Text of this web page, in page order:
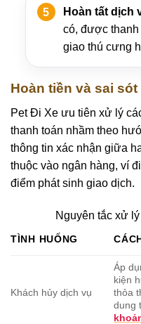
Hoàn tất dịch
có, được thanh
giao thú cưng
Hoàn tiền và sai sót
Pet Đi Xe ưu tiên xử lý
thanh toán nhầm theo
thông tin xác nhận giữa
thuộc vào ngân hàng, ví
điểm phát sinh giao dịch.
Nguyên tắc xử
TÌNH HUỐNG
Khách hủy dịch vụ
Áp
kiện
thỏa
dung